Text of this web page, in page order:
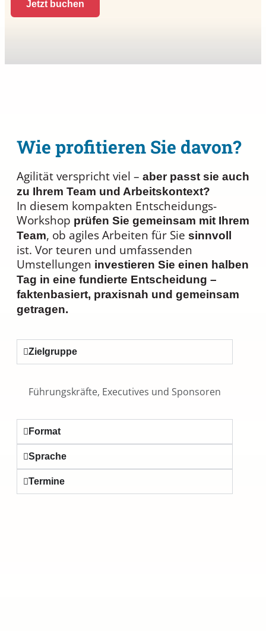
Jetzt buchen
Wie profitieren Sie davon?
Agilität verspricht viel – aber passt sie auch
zu Ihrem Team und Arbeitskontext?
In diesem kompakten Entscheidungs-
Workshop prüfen Sie gemeinsam mit Ihrem
Team, ob agiles Arbeiten für Sie sinnvoll
ist. Vor teuren und umfassenden
Umstellungen investieren Sie einen halben
Tag in eine fundierte Entscheidung –
faktenbasiert, praxisnah und gemeinsam
getragen.
Zielgruppe
Führungskräfte, Executives und Sponsoren
Format
Sprache
Termine